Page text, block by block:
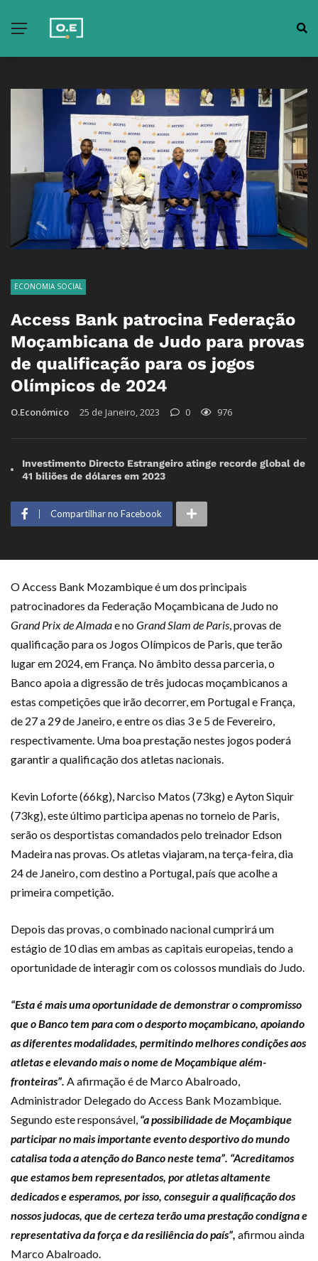
ECONOMIA SOCIAL
Access Bank patrocina Federação
Moçambicana de Judo para provas
de qualificação para os jogos
Olímpicos de 2024
O.Económico 25 de Janeiro, 2023 0 976
Investimento Directo Estrangeiro atinge recorde global de
41 biliões de dólares em 2023
Compartilhar no Facebook
O Access Bank Mozambique é um dos principais
patrocinadores da Federação Moçambicana de Judo no
Grand Prix de Almadae noGrand Slam de Paris , provas de
qualificação para os Jogos Olímpicos de Paris, que terão
lugar em 2024, em França. No âmbito dessa parceria, o
Banco apoia a digressão de três judocas moçambicanos a
estas competições que irão decorrer, em Portugal e França,
de 27 a 29 de Janeiro, e entre os dias 3 e 5 de Fevereiro,
respectivamente. Uma boa prestação nestes jogos poderá
garantir a qualificação dos atletas nacionais.
Kevin Loforte (66kg), Narciso Matos (73kg) e Ayton Siquir
(73kg), este último participa apenas no torneio de Paris,
serão os desportistas comandados pelo treinador Edson
Madeira nas provas. Os atletas viajaram, na terça-feira, dia
24 de Janeiro, com destino a Portugal, país que acolhe a
primeira competição.
Depois das provas, o combinado nacional cumprirá um
estágio de 10 dias em ambas as capitais europeias, tendo a
oportunidade de interagir com os colossos mundiais do Judo.
“Esta é mais uma oportunidade de demonstrar o compromisso
que o Banco tem para com o desporto moçambicano, apoiando
as diferentes modalidades, permitindo melhores condições aos
atletas e elevando mais o nome de Moçambique além-
fronteiras”. A afirmação é de Marco Abalroado,
Administrador Delegado do Access Bank Mozambique.
Segundo este responsável, “a possibilidade de Moçambique
participar no mais importante evento desportivo do mundo
catalisa toda a atenção do Banco neste tema”. “Acreditamos
que estamos bem representados, por atletas altamente
dedicados e esperamos, por isso, conseguir a qualificação dos
nossos judocas, que de certeza terão uma prestação condigna e
representativa da força e da resiliência do país”, afirmou ainda
Marco Abalroado.